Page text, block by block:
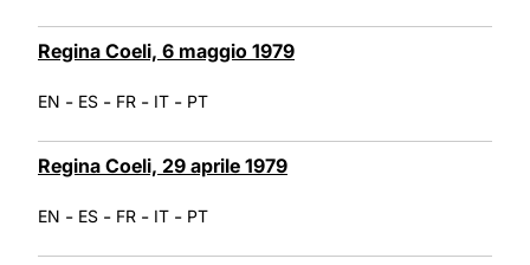
Regina Coeli, 6 maggio 1979
EN - ES - FR - IT - PT
Regina Coeli, 29 aprile 1979
EN - ES - FR - IT - PT